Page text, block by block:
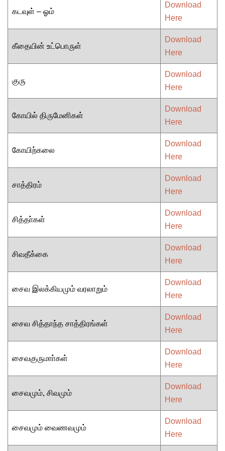
கடவுள் – ஓம்
Download
Here
கீதையின் உட்பொருள்
Download
Here
குரு
Download
Here
கோயில் திருமேனிகள்
Download
Here
கோயிற்கலை
Download
Here
சாத்திரம்
Download
Here
சித்தா்கள்
Download
Here
சிவதீக்கை
Download
Here
சைவ இலக்கியமும் வரலாறும்
Download
Here
சைவ சித்தாந்த சாத்திரங்கள்
Download
Here
சைவகுருமாா்கள்
Download
Here
சைவமும், சிவமும்
Download
Here
சைவமும் வைணவமும்
Download
Here